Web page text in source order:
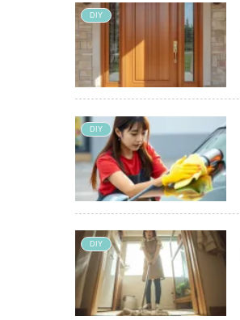
DIY
DIY
DIY